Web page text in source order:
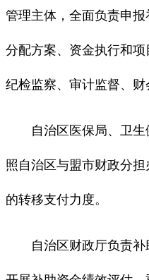
管理主体，全面负责申
分配方案、资金执行和项
纪检监察、审计监督、财
自治区医保局、卫生
照自治区与盟市财政分
的转移支付力度。
自治区财政厅负责补